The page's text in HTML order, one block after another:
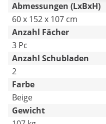
Abmessungen (LxBxH)
60 x 152 x 107 cm
Anzahl Fächer
3 Pc
Anzahl Schubladen
2
Farbe
Beige
Gewicht